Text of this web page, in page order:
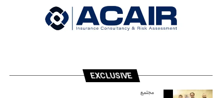
EXCLUSIVE
مجتمع